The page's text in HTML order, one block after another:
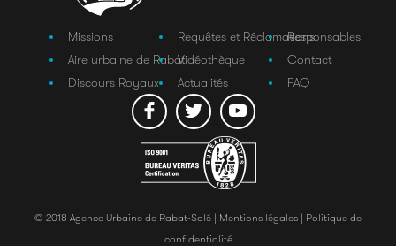
Missions
Aire urbaine de Rabat
Discours Royaux
Requêtes et Réclamations
Vidéothèque
Actualités
Responsables
Contact
FAQ
© 2018 Agence Urbaine de Rabat-Salé | Mentions légales | Politique de
confidentialité